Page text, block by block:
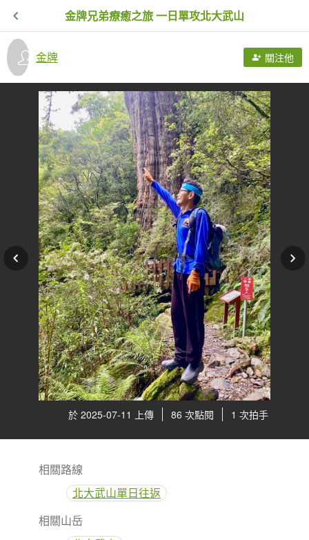
金牌兄弟療癒之旅 一日單攻北大武山
金牌 關注他
於 2025-07-11 上傳 86 次點閱 1 次拍手
相關路線
北大武山單日往返
相關山岳